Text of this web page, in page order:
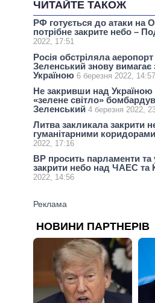
ЧИТАЙТЕ ТАКОЖ
РФ готується до атаки на
потрібне закрите небо –
2022, 17:51
Росія обстріляла аеропорт
Зеленський знову вимагає
Україною 6 березня 2022, 14:57
Не закривши над
«зелене світло»
Зеленський 4 березня 2022,
Литва закликала закрити
гуманітарними
2022, 17:16
ВР просить парламенти та
закрити небо над ЧАЕС та
2022, 14:56